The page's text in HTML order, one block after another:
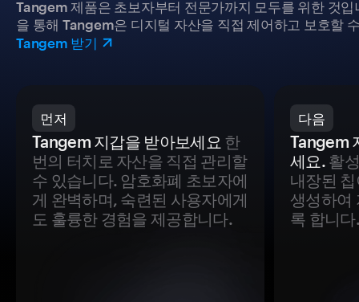
Tangem 제품은 초보자부터 전문가까지 모두를 위한 것
을 통해 Tangem은 디지털 자산을 직접 제어하고 보호할
Tangem 받기
먼저
Tangem 지갑을 받아보세요 한
번의 터치로 자산을 직접 관리할
수 있습니다. 암호화폐 초보자에
게 완벽하며, 숙련된 사용자에게
도 훌륭한 경험을 제공합니다.
다음
Tangem
세요.활
내장된
생성하여
록 합니다.